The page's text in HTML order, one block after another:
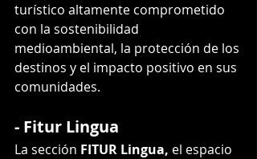
turístico altamente comprometido
con la sostenibilidad
medioambiental, la protección de los
destinos y el impacto positivo en sus
comunidades.
- Fitur Lingua
La sección FITUR Lingua, el espacio